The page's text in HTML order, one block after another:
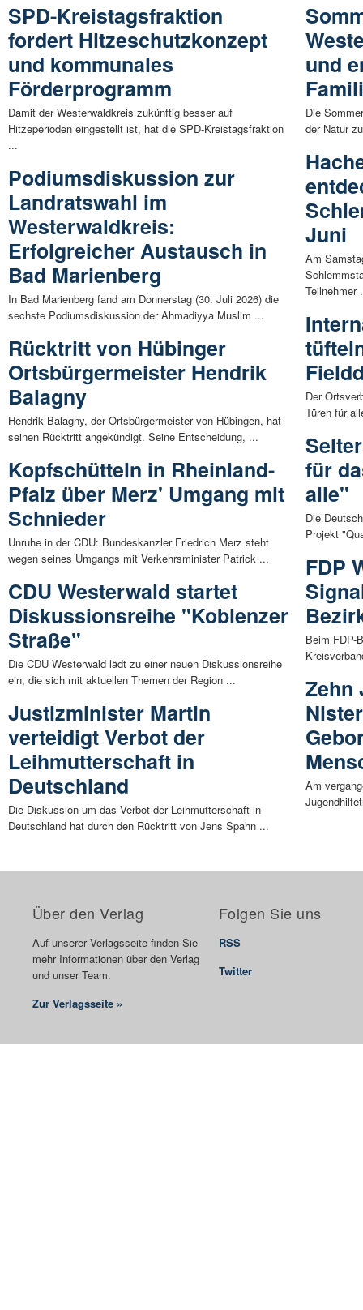
SPD-Kreistagsfraktion
fordert Hitzeschutzkonzept
und kommunales
Förderprogramm
Damit der Westerwaldkreis zukünftig besser auf
Hitzeperioden eingestellt ist, hat die SPD-Kreistagsfraktion
...
Podiumsdiskussion zur
Landratswahl im
Westerwaldkreis:
Erfolgreicher Austausch in
Bad Marienberg
In Bad Marienberg fand am Donnerstag (30. Juli 2026) die
sechste Podiumsdiskussion der Ahmadiyya Muslim ...
Rücktritt von Hübinger
Ortsbürgermeister Hendrik
Balagny
Hendrik Balagny, der Ortsbürgermeister von Hübingen, hat
seinen Rücktritt angekündigt. Seine Entscheidung, ...
Kopfschütteln in Rheinland-
Pfalz über Merz' Umgang mit
Schnieder
Unruhe in der CDU: Bundeskanzler Friedrich Merz steht
wegen seines Umgangs mit Verkehrsminister Patrick ...
CDU Westerwald startet
Diskussionsreihe "Koblenzer
Straße"
Die CDU Westerwald lädt zu einer neuen Diskussionsreihe
ein, die sich mit aktuellen Themen der Region ...
Justizminister Martin
verteidigt Verbot der
Leihmutterschaft in
Deutschland
Die Diskussion um das Verbot der Leihmutterschaft in
Deutschland hat durch den Rücktritt von Jens Spahn ...
und
Die
der Natur
Juni
Am
Teilnehmer
Der
Türen für
für
alle"
Die
Projekt
FDP
Beim FDP-
Zehn
Am
Über den Verlag
Auf unserer Verlagsseite finden Sie
mehr Informationen über den Verlag
und unser Team.
Zur Verlagsseite »
Folgen Sie uns
RSS
Twitter